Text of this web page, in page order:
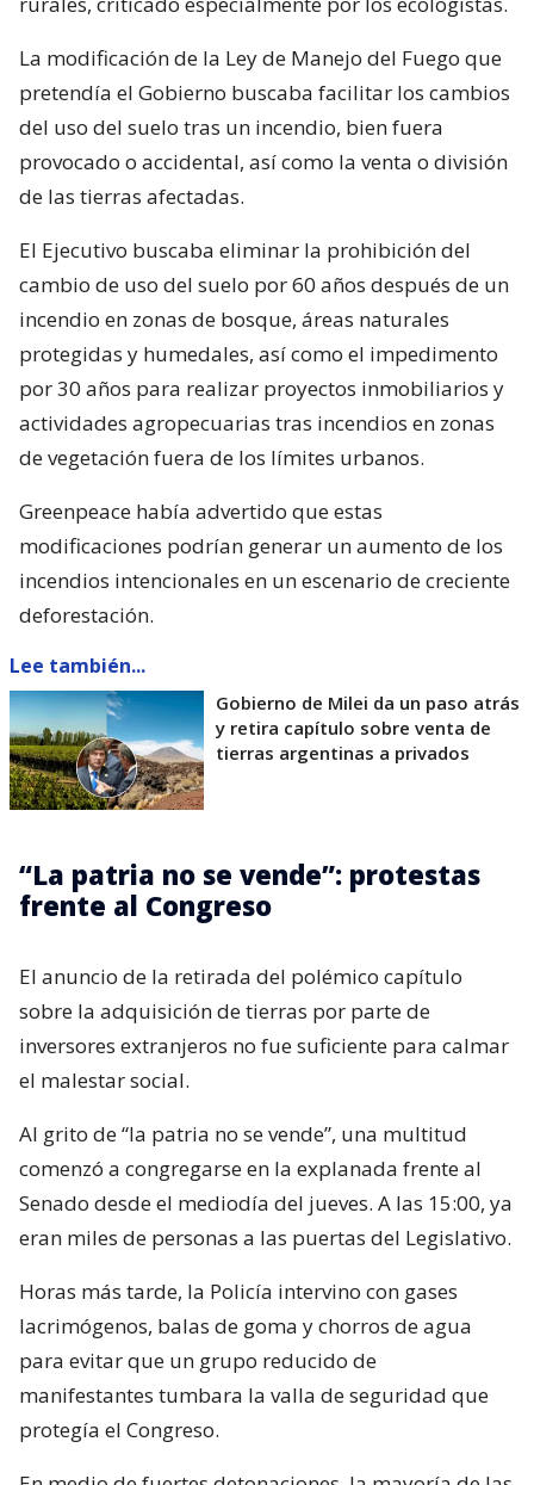
La modificación de la Ley de Manejo del Fuego que
pretendía el Gobierno buscaba facilitar los cambios
del uso del suelo tras un incendio, bien fuera
provocado o accidental, así como la venta o división
de las tierras afectadas.
El Ejecutivo buscaba eliminar la prohibición del
cambio de uso del suelo por 60 años después de un
incendio en zonas de bosque, áreas naturales
protegidas y humedales, así como el impedimento
por 30 años para realizar proyectos inmobiliarios y
actividades agropecuarias tras incendios en zonas
de vegetación fuera de los límites urbanos.
Greenpeace había advertido que estas
modificaciones podrían generar un aumento de los
incendios intencionales en un escenario de creciente
deforestación.
Lee también...
Gobierno de Milei da un paso atrás
y retira capítulo sobre venta de
tierras argentinas a privados
“La patria no se vende”: protestas
frente al Congreso
El anuncio de la retirada del polémico capítulo
sobre la adquisición de tierras por parte de
inversores extranjeros no fue suficiente para calmar
el malestar social.
Al grito de “la patria no se vende”, una multitud
comenzó a congregarse en la explanada frente al
Senado desde el mediodía del jueves. A las 15:00, ya
eran miles de personas a las puertas del Legislativo.
Horas más tarde, la Policía intervino con gases
lacrimógenos, balas de goma y chorros de agua
para evitar que un grupo reducido de
manifestantes tumbara la valla de seguridad que
protegía el Congreso.